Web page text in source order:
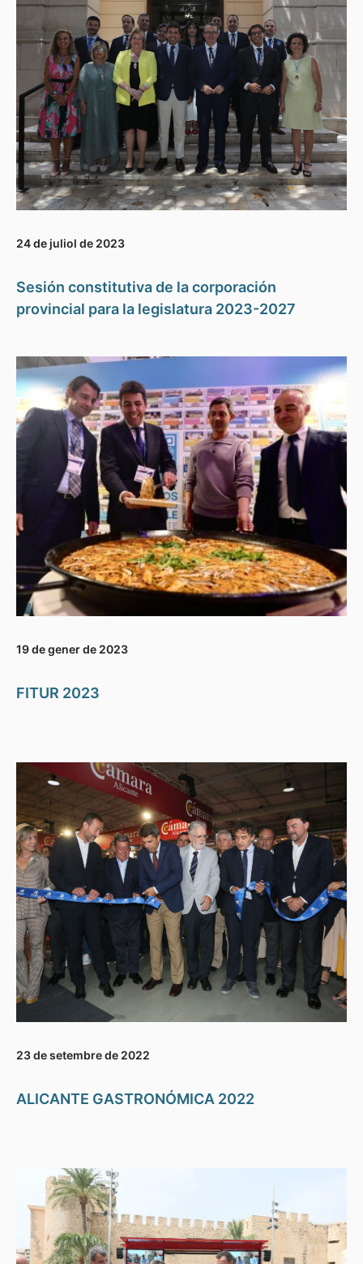
24 de juliol de 2023
Sesión constitutiva de la corporación
provincial para la legislatura 2023-2027
19 de gener de 2023
FITUR 2023
23 de setembre de 2022
ALICANTE GASTRONÓMICA 2022